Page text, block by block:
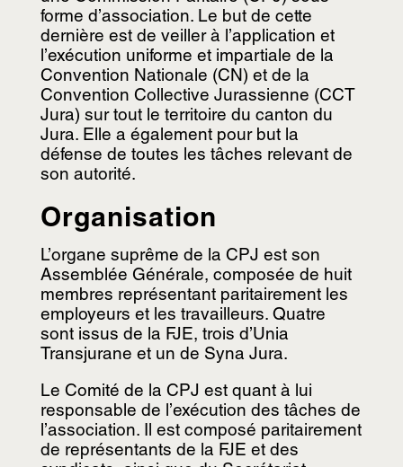
forme d’association. Le but de cette
dernière est de veiller à l’application et
l’exécution uniforme et impartiale de la
Convention Nationale (CN) et de la
Convention Collective Jurassienne (CCT
Jura) sur tout le territoire du canton du
Jura. Elle a également pour but la
défense de toutes les tâches relevant de
son autorité.
Organisation
L’organe suprême de la CPJ est son
Assemblée Générale, composée de huit
membres représentant paritairement les
employeurs et les travailleurs. Quatre
sont issus de la FJE, trois d’Unia
Transjurane et un de Syna Jura.
Le Comité de la CPJ est quant à lui
responsable de l’exécution des tâches de
l’association. Il est composé paritairement
de représentants de la FJE et des